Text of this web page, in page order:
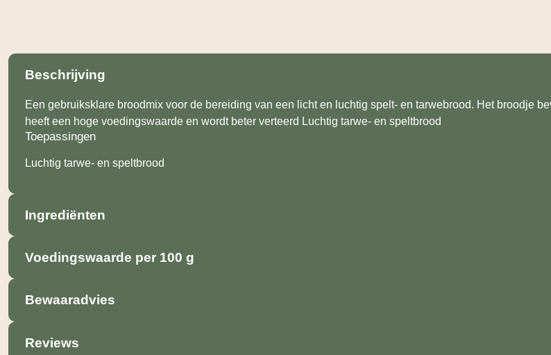
Beschrijving
Een gebruiksklare broodmix voor de bereiding van een licht en luchtig spelt- en tarwebrood. Het broodje
heeft een hoge voedingswaarde en wordt beter verteerd Luchtig tarwe- en speltbrood
Toepassingen
Luchtig tarwe- en speltbrood
Ingrediënten
Voedingswaarde per 100 g
Bewaaradvies
Reviews